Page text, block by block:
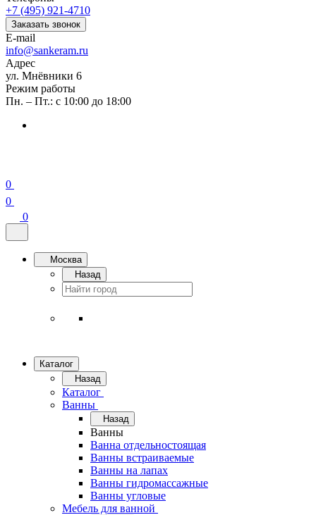
+7 (495) 921-4710
Заказать звонок
E-mail
info@sankeram.ru
Адрес
ул. Мнёвники 6
Режим работы
Пн. – Пт.: с 10:00 до 18:00
0
0
0
Москва
Назад
Каталог
Назад
Каталог
Ванны
Назад
Ванны
Ванна отдельностоящая
Ванны встраиваемые
Ванны на лапах
Ванны гидромассажные
Ванны угловые
Мебель для ванной